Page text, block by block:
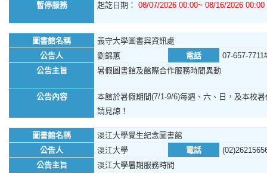
暫停服務
起訖日期： 08/07/2026 00:00~ 08/16/2026 00:00
圖書館名稱
義守大學圖書與資訊處
公告人
劉錦蕙 電話
07-657-
公告主旨
暑假圖書館及館際合作服務時間異動
公告內容
本館於暑假期間(7/1-9/6)每週、六、日，及本校
請見諒！
圖書館名稱
淡江大學覺生紀念圖書館
公告人
淡江大學 電話
公告主旨
淡江大學暑期服務時間